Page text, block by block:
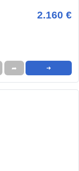
2.160 €
➦ ➜